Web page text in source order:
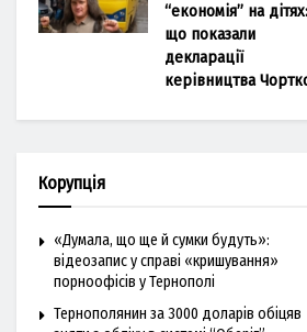
“економія” на дітях:
що показали
декларації
керівництва
Корупція
«Думала, що ще й сумки будуть»:
відеозапис у справі «кришування»
порноофісів у Тернополі
Тернополянин за 3000 доларів обіцяв